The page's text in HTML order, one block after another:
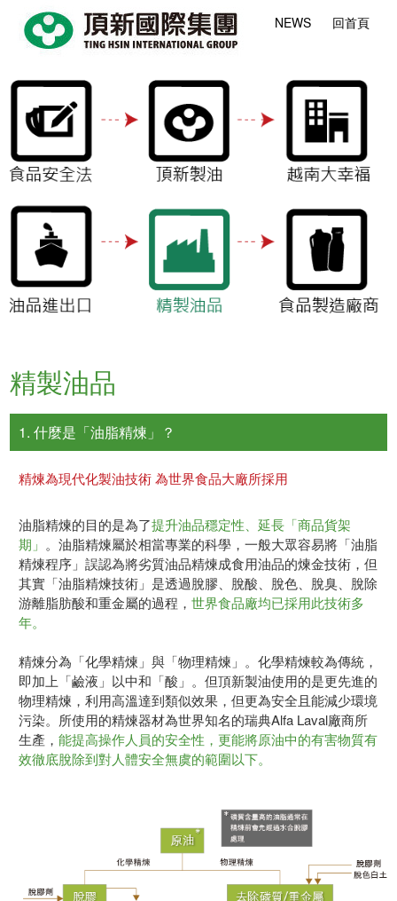
NEWS 回首頁
精製油品
1. 什麼是「油脂精煉」？
精煉為現代化製油技術 為世界食品大廠所採用
油脂精煉的目的是為了提升油品穩定性、延長「商品貨架
期」 。油脂精煉屬於相當專業的科學，一般大眾容易將「油脂
精煉程序」誤認為將劣質油品精煉成食用油品的煉金技術，但
其實「油脂精煉技術」是透過脫膠、脫酸、脫色、脫臭、脫除
游離脂肪酸和重金屬的過程，世界食品廠均已採用此技術多
年。
精煉分為「化學精煉」與「物理精煉」。化學精煉較為傳統，
即加上「鹼液」以中和「酸」。但頂新製油使用的是更先進的
物理精煉，利用高溫達到類似效果，但更為安全且能減少環境
污染。所使用的精煉器材為世界知名的瑞典Alfa Laval廠商所
生產，能提高操作人員的安全性，更能將原油中的有害物質有
效徹底脫除到對人體安全無虞的範圍以下。